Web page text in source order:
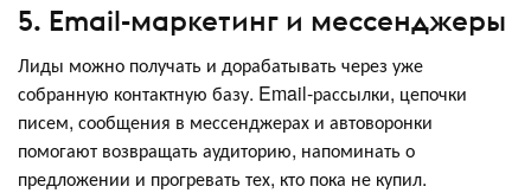
5. Email-маркетинг и мессенджеры
Лиды можно получать и дорабатывать через уже
собранную контактную базу. Email-рассылки, цепочки
писем, сообщения в мессенджерах и автоворонки
помогают возвращать аудиторию, напоминать о
предложении и прогревать тех, кто пока не купил.